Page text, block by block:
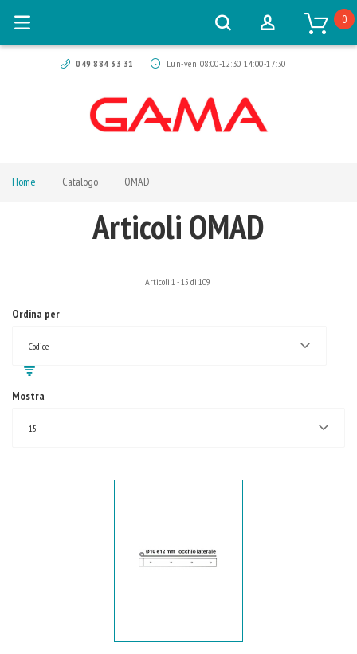
049 884 33 31 Lun-ven 08:00-12:30 14:00-17:30
0
Home Catalogo OMAD
Articoli OMAD
Ordina per
Codice
Articoli 1 -15 di 109
Mostra
15